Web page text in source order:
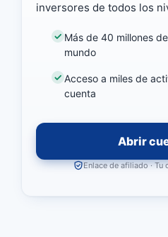
inversores de todos los
Más de 40 millones
mundo
Acceso a miles de
cuenta
Abrir
Enlace de afiliado ·